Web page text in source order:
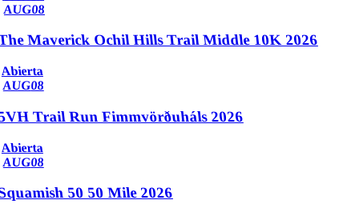
AUG08
Maverick Ochil Hills Trail Middle 10K 2026
Abierta
AUG08
Trail Run Fimmvörðuháls 2026
Abierta
AUG08
50 50 Mile 2026